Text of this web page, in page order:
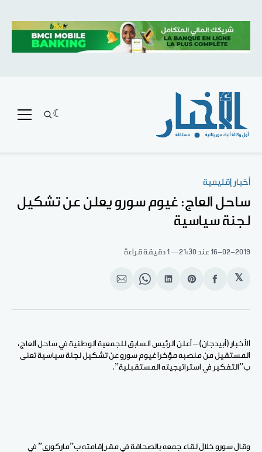
أخبار إقليمية
ساحل العاج: غيوم سورو يعلن عن تشكيل
لجنة سياسية
16-02-2019 عند 21:30 1 دقيقة قراءة
𝕏
انشر
الفيسبوك
Share
Pinterest
انشر
لينكد
Share
WhatsApp
انشر
الإيميل
الأخبار (أبيدجان) – أعلن الرئيس السابق للجمعية الوطنية في ساحل العاج،
المستقيل من منصبه مؤخرا غيوم سورو عن تشكيل لجنة سياسية تعنى
ب”التفكير في استراتيجيته المستقبلية”.
وقال سورو خلال لقاء جمعه بالصحافة في مقر إقامته ب”ماركوري” في